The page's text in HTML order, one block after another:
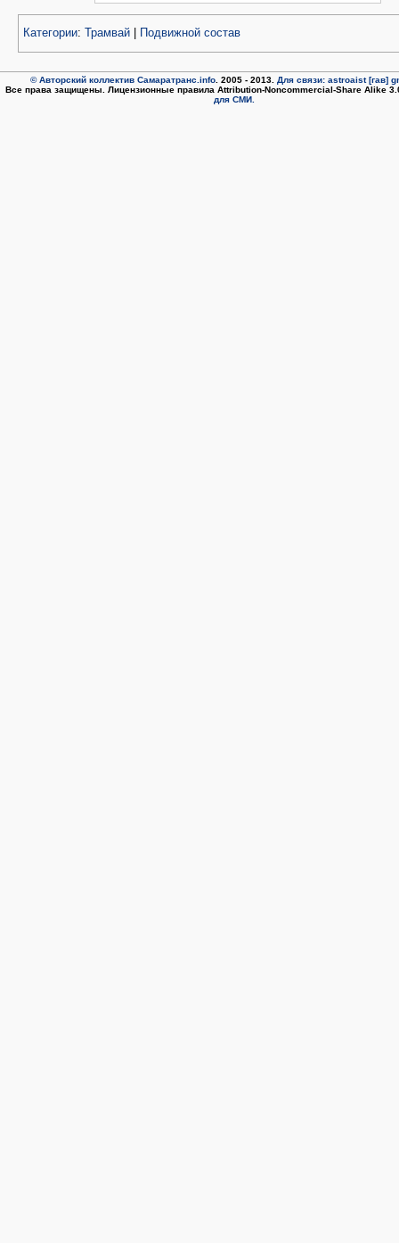
Категории: Трамвай Подвижной состав
© Авторский коллектив Самаратранс.info . 2005 - 2013. Для связи: astroaist [гав]
Все права защищены. Лицензионные правила Attribution-Noncommercial-Share Alike
для СМИ.